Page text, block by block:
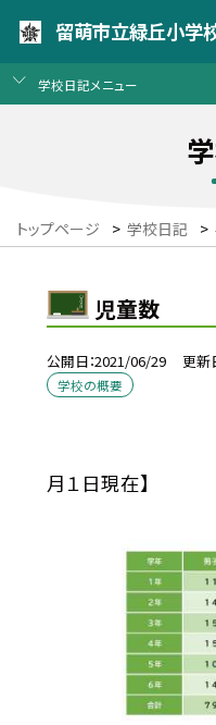
留萌市立緑丘小学
学校日記メニュー
トップページ > 学校日記 >
児童数
公開日 2021/06/29 更新
学校の概要
【令
月１日現在】